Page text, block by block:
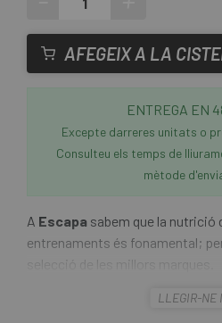
AFEGEIX A LA
ENTREGA EN
Excepte darreres unitats o
Consulteu els temps de
mètode
A Escapa sabem que la nutrició
entrenaments és fonamental;
Gel 226ers High Fructosa
LLEGIR-NE